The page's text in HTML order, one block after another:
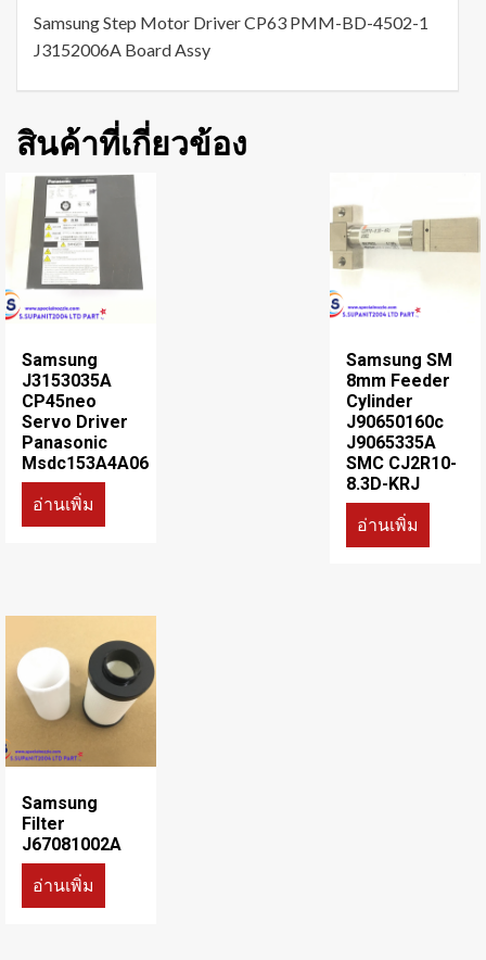
Samsung Step Motor Driver CP63 PMM-BD-4502-1
J3152006A Board Assy
สินค้าที่เกี่ยวข้อง
Samsung
J3153035A
CP45neo
Servo Driver
Panasonic
Msdc153A4A06
อ่านเพิ่ม
Samsung SM
8mm Feeder
Cylinder
J90650160c
J9065335A
SMC CJ2R10-
8.3D-KRJ
อ่านเพิ่ม
Samsung
Filter
J67081002A
อ่านเพิ่ม